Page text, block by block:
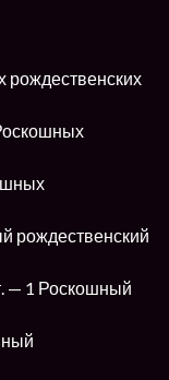
рождественский
— 1 Роскошный